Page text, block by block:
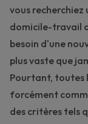
vous
domicile-travail
besoin d'une
plus vaste que
Pourtant, toutes
forcément
des critères tels